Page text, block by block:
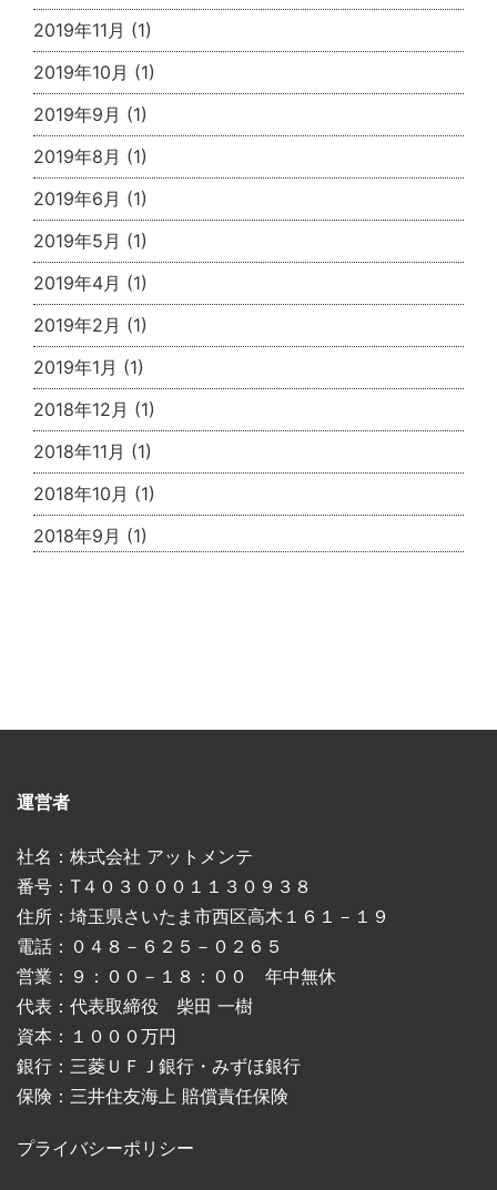
2019年11月 (1)
2019年10月 (1)
2019年9月 (1)
2019年8月 (1)
2019年6月 (1)
2019年5月 (1)
2019年4月 (1)
2019年2月 (1)
2019年1月 (1)
2018年12月 (1)
2018年11月 (1)
2018年10月 (1)
2018年9月 (1)
運営者
社名：株式会社 アットメンテ
番号：T４０３０００１１３０９３８
住所：埼玉県さいたま市西区高木１６１－１９
電話：０４８－６２５－０２６５
営業：９：００－１８：００ 年中無休
代表：代表取締役 柴田 一樹
資本：１０００万円
銀行：三菱ＵＦＪ銀行・みずほ銀行
保険：三井住友海上 賠償責任保険
プライバシーポリシー